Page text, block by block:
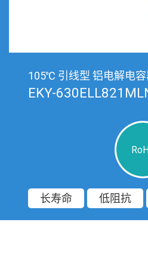
105℃ 引线型 铝电解电容
EKY-
长寿命 低阻抗